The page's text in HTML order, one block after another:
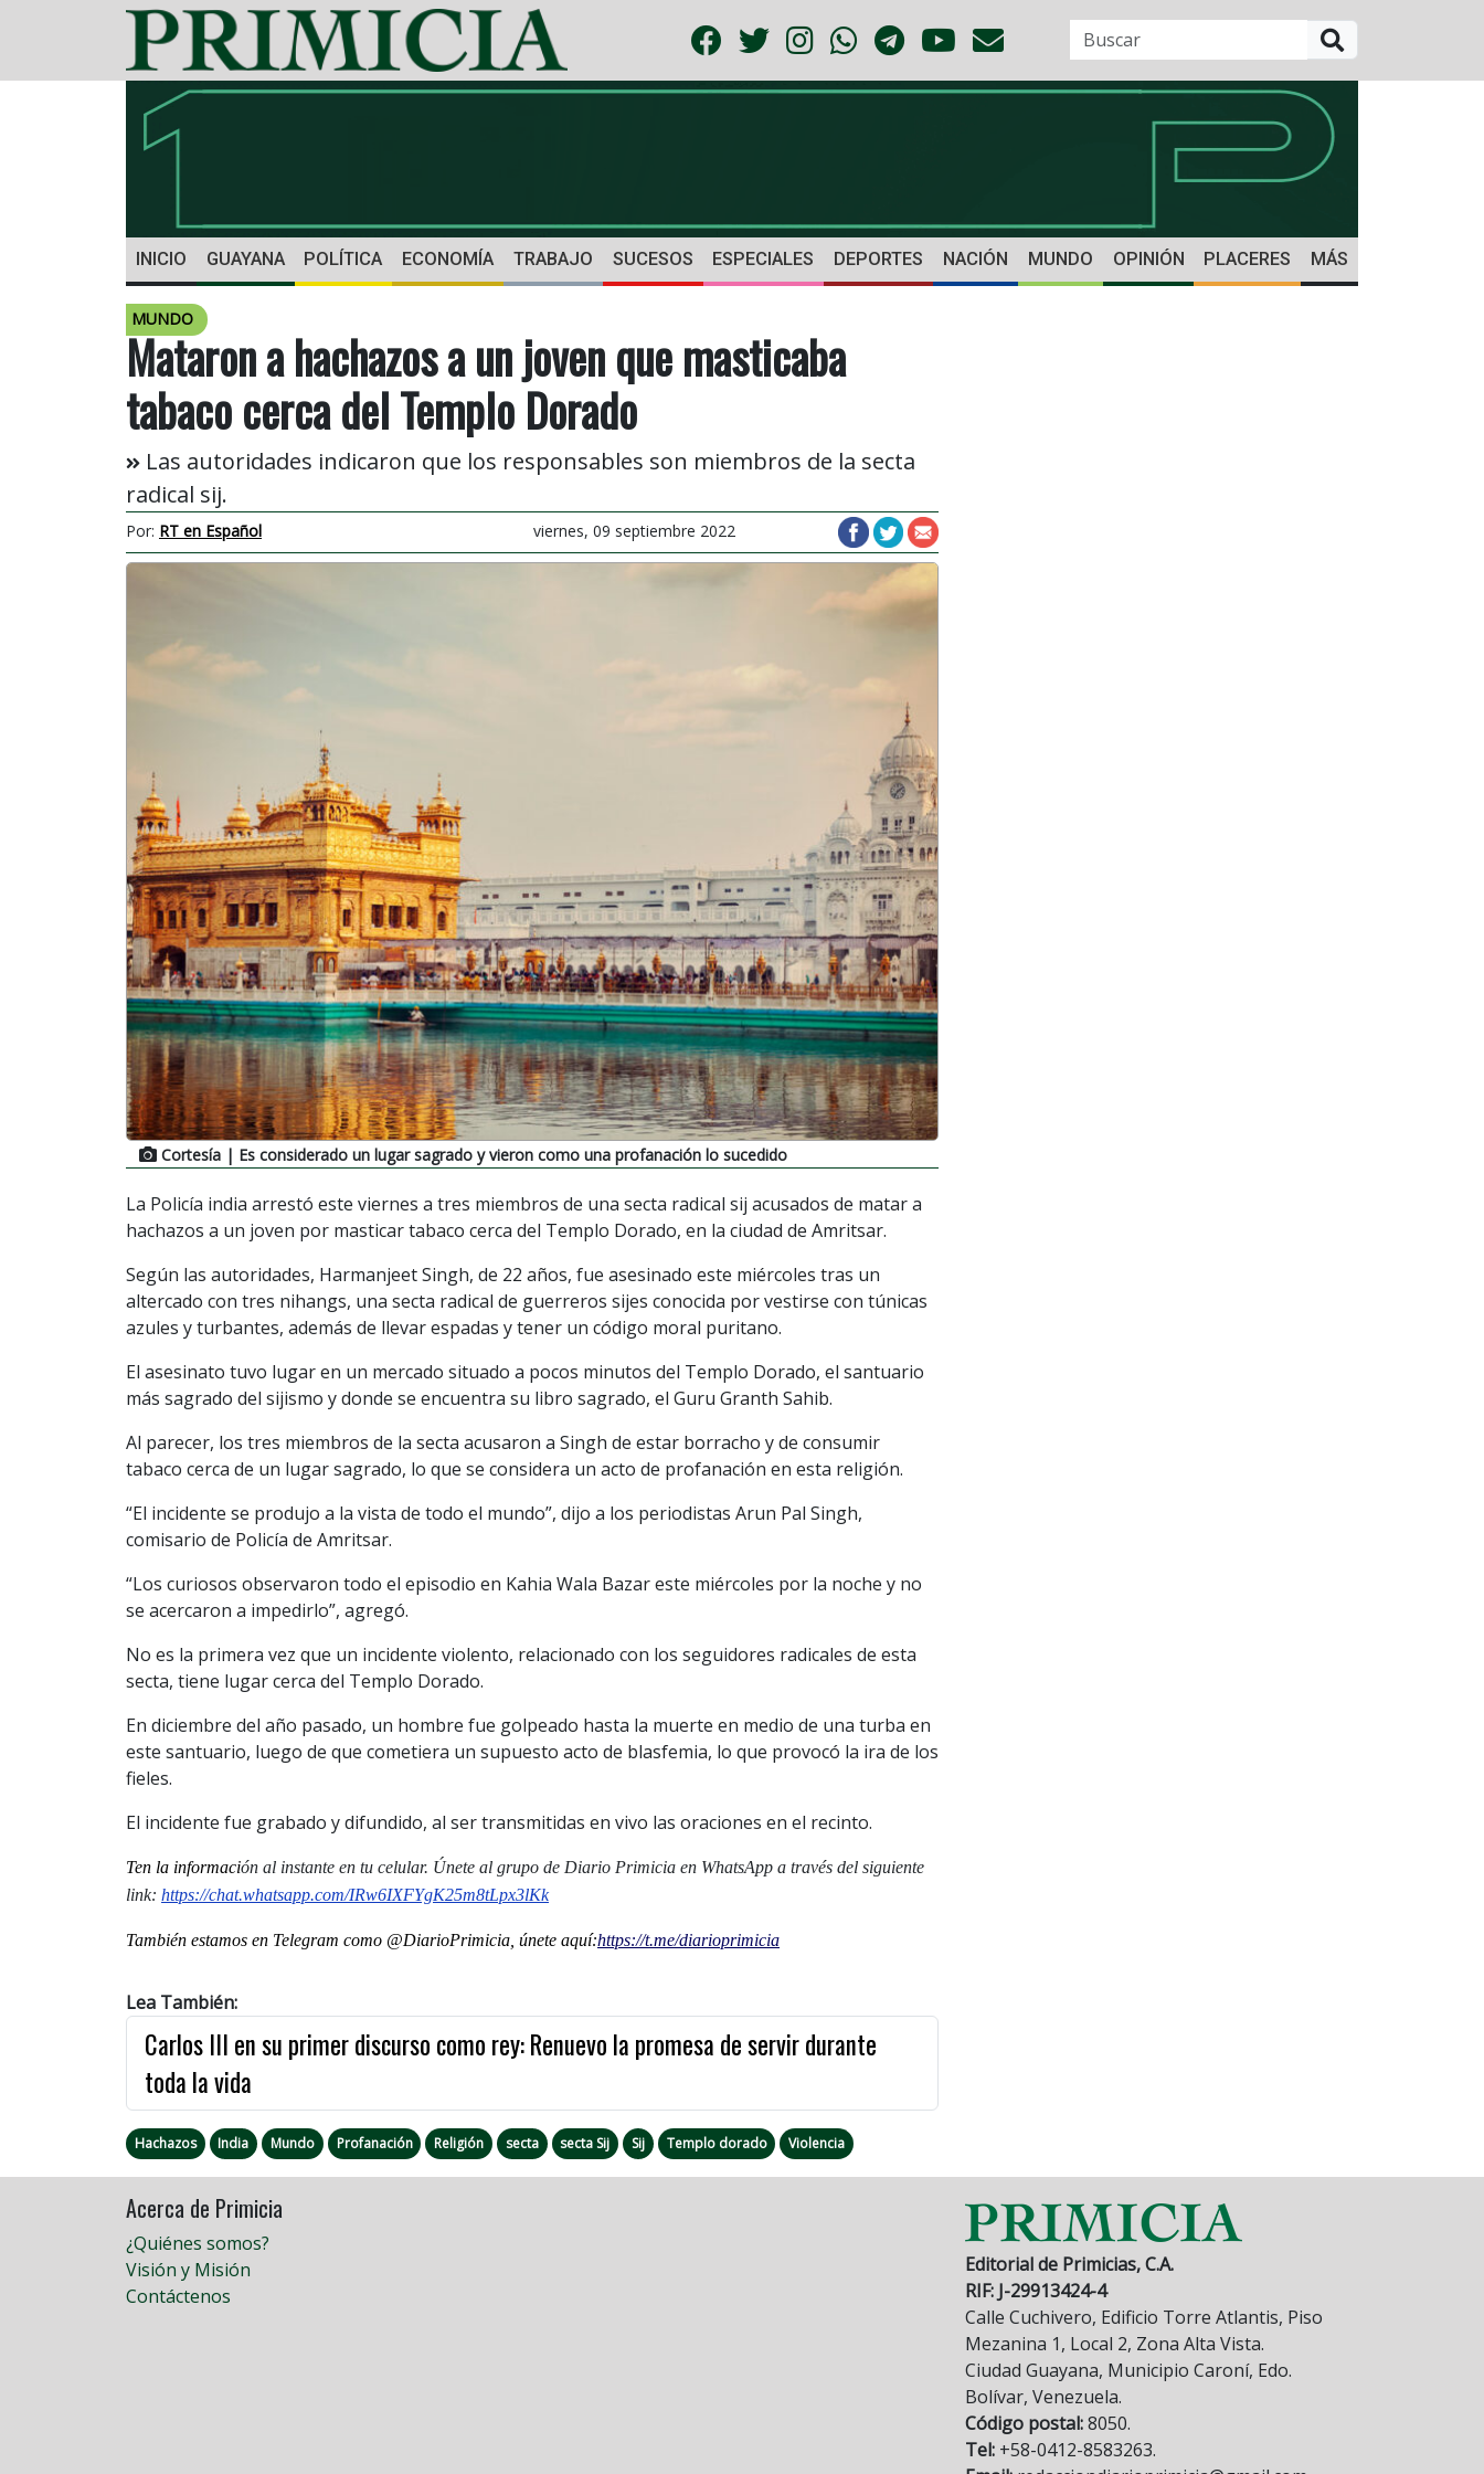
INICIO GUAYANA POLÍTICA ECONOMÍA TRABAJO SUCESOS ESPECIALES DEPORTES NACIÓN MUNDO OPINIÓN PLACERES MÁS
MUNDO
Mataron a hachazos a un joven que masticaba
tabaco cerca del Templo Dorado
Las autoridades indicaron que los responsables son miembros de la secta
radical sij.
Por: RT en Español viernes, 09 septiembre 2022
Cortesía | Es considerado un lugar sagrado y vieron como una profanación lo sucedido
La Policía india arrestó este viernes a tres miembros de una secta radical sij acusados de matar a
hachazos a un joven por masticar tabaco cerca del Templo Dorado, en la ciudad de Amritsar.
Según las autoridades, Harmanjeet Singh, de 22 años, fue asesinado este miércoles tras un
altercado con tres nihangs, una secta radical de guerreros sijes conocida por vestirse con túnicas
azules y turbantes, además de llevar espadas y tener un código moral puritano.
El asesinato tuvo lugar en un mercado situado a pocos minutos del Templo Dorado, el santuario
más sagrado del sijismo y donde se encuentra su libro sagrado, el Guru Granth Sahib.
Al parecer, los tres miembros de la secta acusaron a Singh de estar borracho y de consumir
tabaco cerca de un lugar sagrado, lo que se considera un acto de profanación en esta religión.
“El incidente se produjo a la vista de todo el mundo”, dijo a los periodistas Arun Pal Singh,
comisario de Policía de Amritsar.
“Los curiosos observaron todo el episodio en Kahia Wala Bazar este miércoles por la noche y no
se acercaron a impedirlo”, agregó.
No es la primera vez que un incidente violento, relacionado con los seguidores radicales de esta
secta, tiene lugar cerca del Templo Dorado.
En diciembre del año pasado, un hombre fue golpeado hasta la muerte en medio de una turba en
este santuario, luego de que cometiera un supuesto acto de blasfemia, lo que provocó la ira de los
fieles.
El incidente fue grabado y difundido, al ser transmitidas en vivo las oraciones en el recinto.
Ten la información al instante en tu celular. Únete al grupo de Diario Primicia en WhatsApp a través del siguiente
link: https://chat.whatsapp.com/IRw6IXFYgK25m8tLpx3lKk
También estamos en Telegram como @DiarioPrimicia, únete aquí:https://t.me/diarioprimicia
Lea También:
Carlos III en su primer discurso como rey: Renuevo la promesa de servir durante
toda la vida
Hachazos India Mundo Profanación Religión secta secta Sij Sij Templo dorado Violencia
Acerca de Primicia
¿Quiénes somos?
Visión y Misión
Contáctenos
Editorial de Primicias, C.A.
RIF: J-29913424-4
Calle Cuchivero, Edificio Torre Atlantis, Piso
Mezanina 1, Local 2, Zona Alta Vista.
Ciudad Guayana, Municipio Caroní, Edo.
Bolívar, Venezuela.
Código postal:8050.
Tel: +58-0412-8583263.